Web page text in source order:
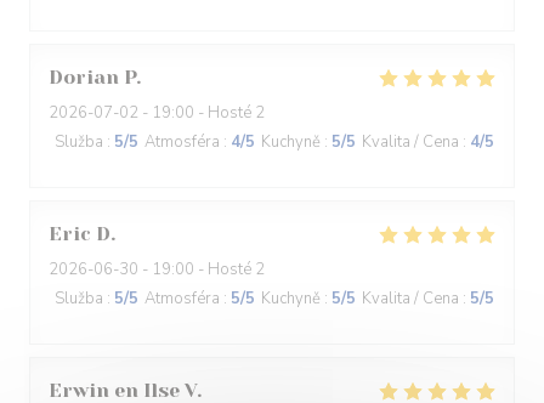
Dorian P
2026-07-02 - 19:00 - Hosté 2
Služba : 5/5 Atmosféra : 4/5 Kuchyně : 5/5 Kvalita / Cena : 4/5
Eric D
2026-06-30 - 19:00 - Hosté 2
Služba : 5/5 Atmosféra : 5/5 Kuchyně : 5/5 Kvalita / Cena : 5/5
Erwin en Ilse V